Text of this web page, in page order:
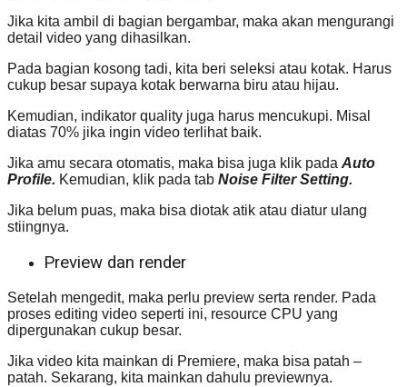
Jika kita ambil di bagian bergambar, maka akan mengurangi
detail video yang dihasilkan.
Pada bagian kosong tadi, kita beri seleksi atau kotak. Harus
cukup besar supaya kotak berwarna biru atau hijau.
Kemudian, indikator quality juga harus mencukupi. Misal
diatas 70% jika ingin video terlihat baik.
Jika amu secara otomatis, maka bisa juga klik pada Auto
Profile. Kemudian, klik pada tab Noise Filter Setting.
Jika belum puas, maka bisa diotak atik atau diatur ulang
stiingnya.
Preview dan render
Setelah mengedit, maka perlu preview serta render. Pada
proses editing video seperti ini, resource CPU yang
dipergunakan cukup besar.
Jika video kita mainkan di Premiere, maka bisa patah –
patah. Sekarang, kita mainkan dahulu previewnya.